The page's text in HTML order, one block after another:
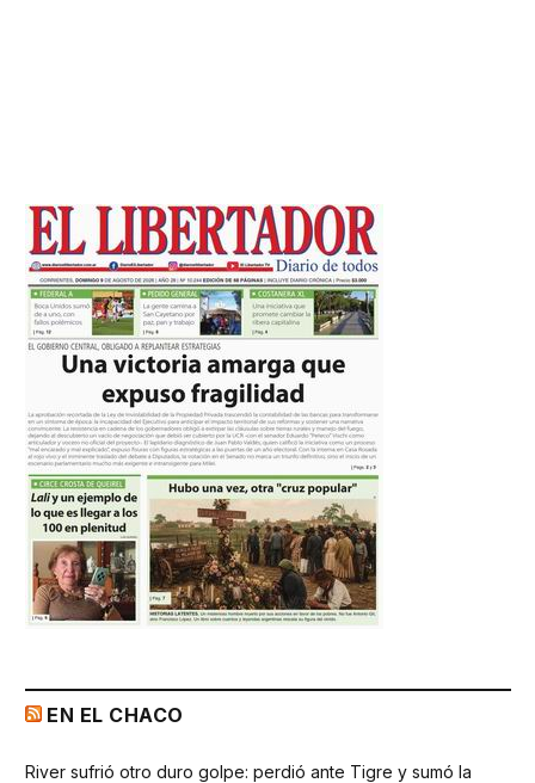
EN EL CHACO
River sufrió otro duro golpe: perdió ante Tigre y sumó la